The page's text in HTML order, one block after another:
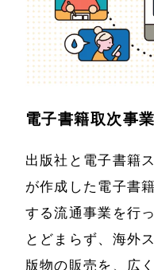
電子書籍取次事業
出版社と電子書籍
が作成した電子書
する流通事業を行
とどまらず、海外
版物の販売を、広